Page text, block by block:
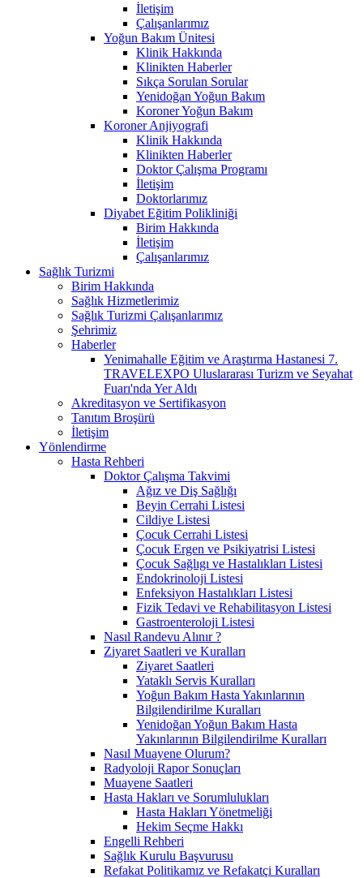
İletişim
Çalışanlarımız
Yoğun Bakım Ünitesi
Klinik Hakkında
Klinikten Haberler
Sıkça Sorulan Sorular
Yenidoğan Yoğun Bakım
Koroner Yoğun Bakım
Koroner Anjiyografi
Klinik Hakkında
Klinikten Haberler
Doktor Çalışma Programı
İletişim
Doktorlarımız
Diyabet Eğitim Polikliniği
Birim Hakkında
İletişim
Çalışanlarımız
Sağlık Turizmi
Birim Hakkında
Sağlık Hizmetlerimiz
Sağlık Turizmi Çalışanlarımız
Şehrimiz
Haberler
Yenimahalle Eğitim ve Araştırma Hastanesi 7.
TRAVELEXPO Uluslararası Turizm ve Seyahat
Fuarı'nda Yer Aldı
Akreditasyon ve Sertifikasyon
Tanıtım Broşürü
İletişim
Yönlendirme
Hasta Rehberi
Doktor Çalışma Takvimi
Ağız ve Diş Sağlığı
Beyin Cerrahi Listesi
Cildiye Listesi
Çocuk Cerrahi Listesi
Çocuk Ergen ve Psikiyatrisi Listesi
Çocuk Sağlıgı ve Hastalıkları Listesi
Endokrinoloji Listesi
Enfeksiyon Hastalıkları Listesi
Fizik Tedavi ve Rehabilitasyon Listesi
Gastroenteroloji Listesi
Nasıl Randevu Alınır ?
Ziyaret Saatleri ve Kuralları
Ziyaret Saatleri
Yataklı Servis Kuralları
Yoğun Bakım Hasta Yakınlarının
Bilgilendirilme Kuralları
Yenidoğan Yoğun Bakım Hasta
Yakınlarının Bilgilendirilme Kuralları
Nasıl Muayene Olurum?
Radyoloji Rapor Sonuçları
Muayene Saatleri
Hasta Hakları ve Sorumlulukları
Hasta Hakları Yönetmeliği
Hekim Seçme Hakkı
Engelli Rehberi
Sağlık Kurulu Başvurusu
Refakat Politikamız ve Refakatçi Kuralları